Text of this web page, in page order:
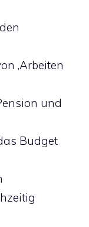
‚Arbeiten
und
Budget